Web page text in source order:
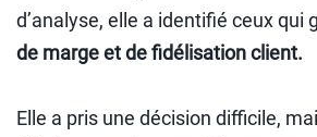
d’analyse, elle a identifié ceux qui
de marge et de fidélisation client.
Elle a pris une décision difficile,